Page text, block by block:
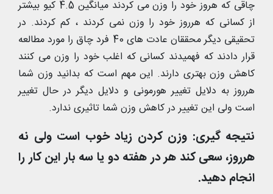
چاقی که هروز خود را وزن می کردند میانگین 4.5 کیو بیشتر
از کسانی که هرروز خود را وزن نمی کردند ، کم کردند. در
تحقیقی دیگر محققان عادت های 40 فرد چاق را مورد مطالعه
قرار دادند که فهمیدند کسانی که اغلب خود را وزن می کنند
کاهش وزن بهتری دارند. این مهم است که بدانید وزن شما
هرروز به دلایل تغییر هورمونی و دلایل دیگر در حال تغییر
است ولی این تغییر در کاهش وزن شما تاثیری ندارد.
نتیجه گیری: وزن کردن زیاد خوب است ولی نه
هرروز، سعی کند هر در هفته دو یا سه بار این کار را
انجام دهید.